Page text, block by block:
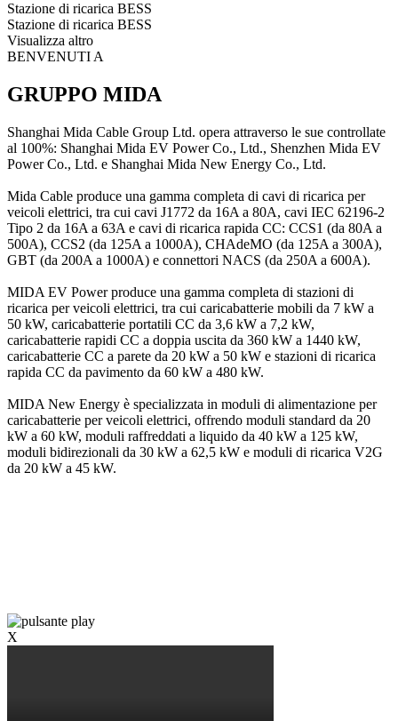
Stazione di ricarica BESS
Stazione di ricarica BESS
Visualizza altro
BENVENUTI A
GRUPPO MIDA
Shanghai Mida Cable Group Ltd. opera attraverso le sue controllate
al 100%: Shanghai Mida EV Power Co., Ltd., Shenzhen Mida EV
Power Co., Ltd. e Shanghai Mida New Energy Co., Ltd.
Mida Cable produce una gamma completa di cavi di ricarica per
veicoli elettrici, tra cui cavi J1772 da 16A a 80A, cavi IEC 62196-2
Tipo 2 da 16A a 63A e cavi di ricarica rapida CC: CCS1 (da 80A a
500A), CCS2 (da 125A a 1000A), CHAdeMO (da 125A a 300A),
GBT (da 200A a 1000A) e connettori NACS (da 250A a 600A).
MIDA EV Power produce una gamma completa di stazioni di
ricarica per veicoli elettrici, tra cui caricabatterie mobili da 7 kW a
50 kW, caricabatterie portatili CC da 3,6 kW a 7,2 kW,
caricabatterie rapidi CC a doppia uscita da 360 kW a 1440 kW,
caricabatterie CC a parete da 20 kW a 50 kW e stazioni di ricarica
rapida CC da pavimento da 60 kW a 480 kW.
MIDA New Energy è specializzata in moduli di alimentazione per
caricabatterie per veicoli elettrici, offrendo moduli standard da 20
kW a 60 kW, moduli raffreddati a liquido da 40 kW a 125 kW,
moduli bidirezionali da 30 kW a 62,5 kW e moduli di ricarica V2G
da 20 kW a 45 kW.
X